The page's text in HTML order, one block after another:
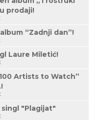
prodaji!
“Zadnji dan”!
Laure Miletić!
Artists to Watch”
"Plagijat"